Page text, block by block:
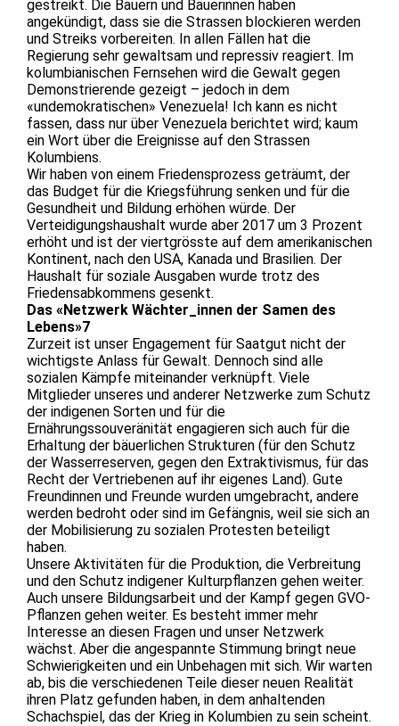
gestreikt. Die Bauern und Bäuerinnen haben
angekündigt, dass sie die Strassen blockieren werden
und Streiks vorbereiten. In allen Fällen hat die
Regierung sehr gewaltsam und repressiv reagiert. Im
kolumbianischen Fernsehen wird die Gewalt gegen
Demonstrierende gezeigt – jedoch in dem
«undemokratischen» Venezuela! Ich kann es nicht
fassen, dass nur über Venezuela berichtet wird; kaum
ein Wort über die Ereignisse auf den Strassen
Kolumbiens.
Wir haben von einem Friedensprozess geträumt, der
das Budget für die Kriegsführung senken und für die
Gesundheit und Bildung erhöhen würde. Der
Verteidigungshaushalt wurde aber 2017 um 3 Prozent
erhöht und ist der viertgrösste auf dem amerikanischen
Kontinent, nach den USA, Kanada und Brasilien. Der
Haushalt für soziale Ausgaben wurde trotz des
Friedensabkommens gesenkt.
Das «Netzwerk Wächter_innen der Samen des
Lebens»7
Zurzeit ist unser Engagement für Saatgut nicht der
wichtigste Anlass für Gewalt. Dennoch sind alle
sozialen Kämpfe miteinander verknüpft. Viele
Mitglieder unseres und anderer Netzwerke zum Schutz
der indigenen Sorten und für die
Ernährungssouveränität engagieren sich auch für die
Erhaltung der bäuerlichen Strukturen (für den Schutz
der Wasserreserven, gegen den Extraktivismus, für das
Recht der Vertriebenen auf ihr eigenes Land). Gute
Freundinnen und Freunde wurden umgebracht, andere
werden bedroht oder sind im Gefängnis, weil sie sich an
der Mobilisierung zu sozialen Protesten beteiligt
haben.
Unsere Aktivitäten für die Produktion, die Verbreitung
und den Schutz indigener Kulturpflanzen gehen weiter.
Auch unsere Bildungsarbeit und der Kampf gegen GVO-
Pflanzen gehen weiter. Es besteht immer mehr
Interesse an diesen Fragen und unser Netzwerk
wächst. Aber die angespannte Stimmung bringt neue
Schwierigkeiten und ein Unbehagen mit sich. Wir warten
ab, bis die verschiedenen Teile dieser neuen Realität
ihren Platz gefunden haben, in dem anhaltenden
Schachspiel, das der Krieg in Kolumbien zu sein scheint.